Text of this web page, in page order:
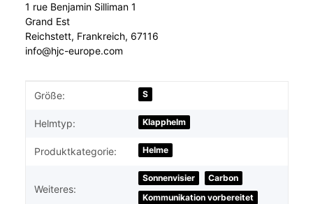
1 rue Benjamin Silliman 1
Grand Est
Reichstett, Frankreich, 67116
info@hjc-europe.com
Produkteigenschaft
Wert
Größe: S
Helmtyp: Klapphelm
Produktkategorie: Helme
Weiteres:
Sonnenvisier
Carbon
Kommunikation vorbereitet